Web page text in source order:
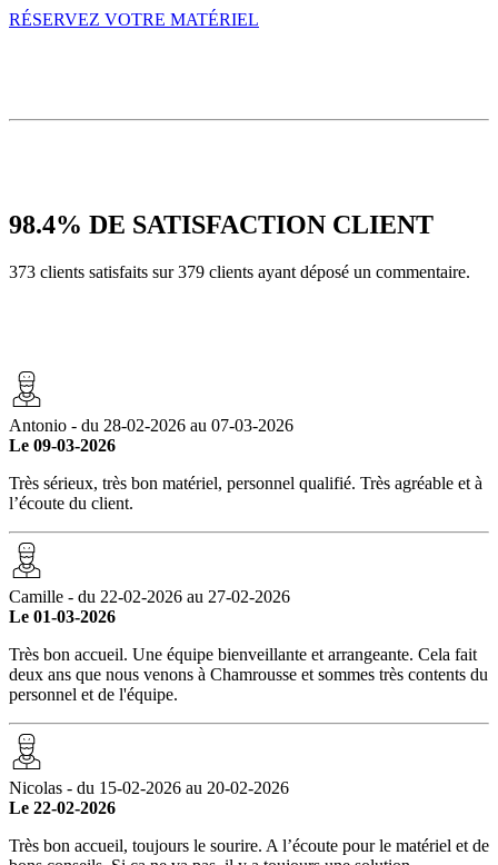
RÉSERVEZ VOTRE MATÉRIEL
98.4% DE SATISFACTION CLIENT
373 clients satisfaits sur 379 clients ayant déposé un commentaire.
Antonio - du 28-02-2026 au 07-03-2026
Le 09-03-2026
Très sérieux, très bon matériel, personnel qualifié. Très agréable et à
l’écoute du client.
Camille - du 22-02-2026 au 27-02-2026
Le 01-03-2026
Très bon accueil. Une équipe bienveillante et arrangeante. Cela fait
deux ans que nous venons à Chamrousse et sommes très contents du
personnel et de l'équipe.
Nicolas - du 15-02-2026 au 20-02-2026
Le 22-02-2026
Très bon accueil, toujours le sourire. A l’écoute pour le matériel et de